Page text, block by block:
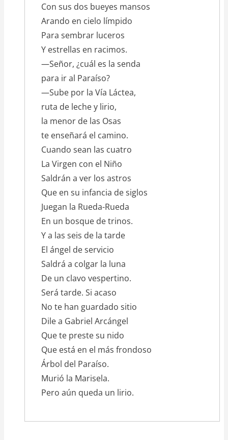
Con sus dos bueyes mansos
Arando en cielo límpido
Para sembrar luceros
Y estrellas en racimos.
—Señor, ¿cuál es la senda
para ir al Paraíso?
—Sube por la Vía Láctea,
ruta de leche y lirio,
la menor de las Osas
te enseñará el camino.
Cuando sean las cuatro
La Virgen con el Niño
Saldrán a ver los astros
Que en su infancia de siglos
Juegan la Rueda-Rueda
En un bosque de trinos.
Y a las seis de la tarde
El ángel de servicio
Saldrá a colgar la luna
De un clavo vespertino.
Será tarde. Si acaso
No te han guardado sitio
Dile a Gabriel Arcángel
Que te preste su nido
Que está en el más frondoso
Árbol del Paraíso.
Murió la Marisela.
Pero aún queda un lirio.